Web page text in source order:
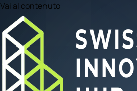
Vai al contenuto